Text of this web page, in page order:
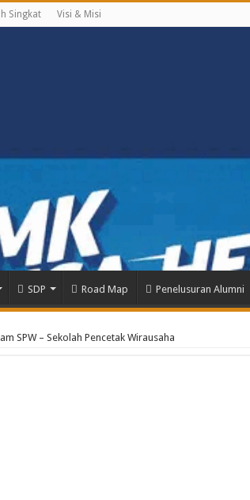
Singkat Visi & Misi
SDP Road Map Penelusuran Alumni
SPW – Sekolah Pencetak Wirausaha